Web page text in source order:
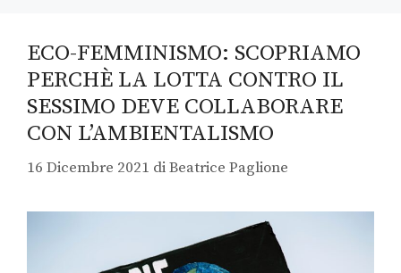
ECO-FEMMINISMO: SCOPRIAMO
PERCHÈ LA LOTTA CONTRO IL
SESSIMO DEVE COLLABORARE
CON L’AMBIENTALISMO
16 Dicembre 2021 diBeatrice Paglione